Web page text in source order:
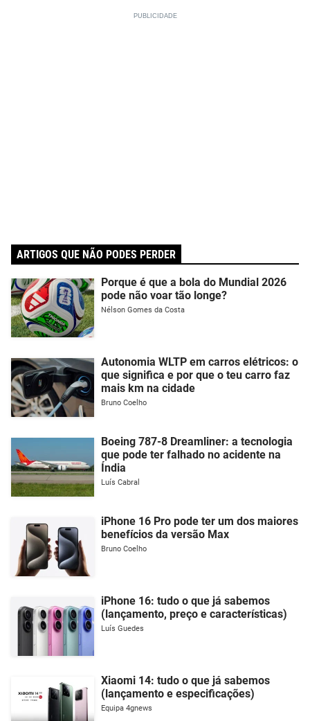
ARTIGOS QUE NÃO PODES PERDER
Porque é que a bola do Mundial 2026
pode não voar tão longe?
Nélson Gomes da Costa
Autonomia WLTP em carros elétricos: o
que significa e por que o teu carro faz
mais km na cidade
Bruno Coelho
Boeing 787-8 Dreamliner: a tecnologia
que pode ter falhado no acidente na
Índia
Luís Cabral
iPhone 16 Pro pode ter um dos maiores
benefícios da versão Max
Bruno Coelho
iPhone 16: tudo o que já sabemos
(lançamento, preço e características)
Luís Guedes
Xiaomi 14: tudo o que já sabemos
(lançamento e especificações)
Equipa 4gnews